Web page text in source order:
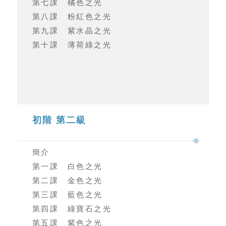
第七課 橘色之光
第八課 粉紅色之光
第九課 紫水晶之光
第十課 薄荷綠之光
初階 第二級
簡介
第一課 白色之光
第二課 金色之光
第三課 藍色之光
第四課 綠寶石之光
第五課 紫色之光